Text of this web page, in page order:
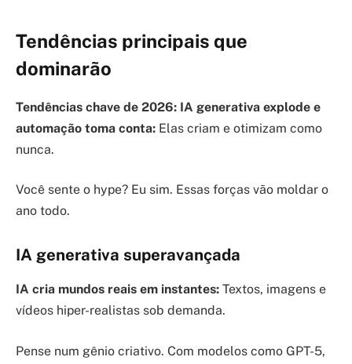
Tendências principais que
dominarão
Tendências chave de 2026: IA generativa explode e
automação toma conta: Elas criam e otimizam como
nunca.
Você sente o hype? Eu sim. Essas forças vão moldar o
ano todo.
IA generativa superavançada
IA cria mundos reais em instantes: Textos, imagens e
vídeos hiper-realistas sob demanda.
Pense num gênio criativo. Com modelos como GPT-5,